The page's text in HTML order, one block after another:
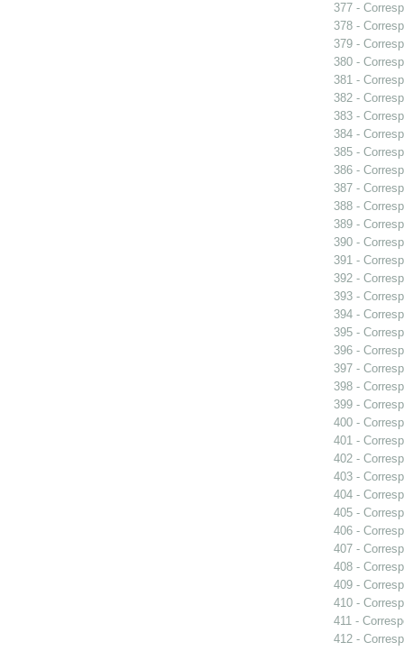
377 -
378 -
379 -
380 -
381 -
382 -
383 -
384 -
385 -
386 -
387 -
388 -
389 -
390 -
391 -
392 -
393 -
394 -
395 -
396 -
397 -
398 -
399 -
400 -
401 -
402 -
403 -
404 -
405 -
406 -
407 -
408 -
409 -
410 -
411 -
412 -